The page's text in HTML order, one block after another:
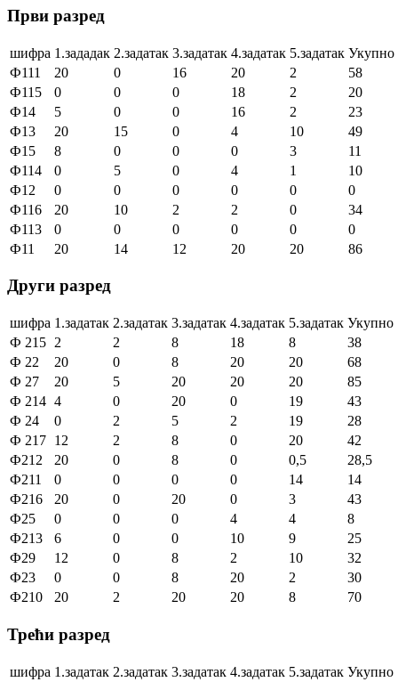
Први разред
шифра 1.зададак 2.задатак 3.задатак 4.задатак 5.задатак Укупно
Ф111
20 0 16 20 2
58
Ф115
0 0 0 18 2
20
Ф14
5 0 0 16 2
23
Ф13
20 15 0 4 10
49
Ф15
8 0 0 0 3
11
Ф114
0 5 0 4 1
10
Ф12
0 0 0 0 0
0
Ф116
20 10 2 2 0
34
Ф113
0 0 0 0 0
0
Ф11
20 14 12 20 20 86
Други разред
шифра 1.задатак 2.задатак 3.задатак 4.задатак 5.задатак Укупно
Ф 215 2 2 8 18 8
38
Ф 22
20 0 8 20 20
68
Ф 27
20 5 20 20 20
85
Ф 214 4 0 20 0 19
43
Ф 24
0 2 5 2 19
28
Ф 217 12 2 8 0 20
42
Ф212
20 0 8 0 0,5
28,5
Ф211
0 0 0 0 14
14
Ф216
20 0 20 0 3
43
Ф25
0 0 0 4 4
8
Ф213
6 0 0 10 9
25
Ф29
12 0 8 2 10
32
Ф23
0 0 8 20 2
30
Ф210
20 2 20 20 8 70
Трећи разред
шифра 1.задатак 2.задатак 3.задатак 4.задатак 5.задатак Укупно